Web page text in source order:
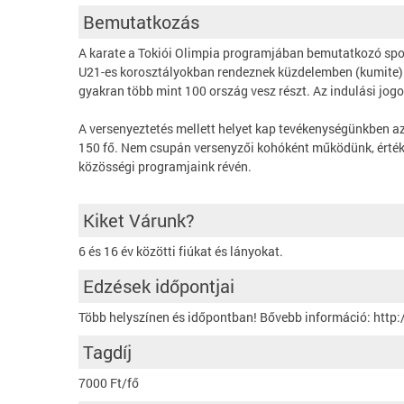
Bemutatkozás
A karate a Tokiói Olimpia programjában bemutatkozó
U21-es korosztályokban rendeznek küzdelemben
gyakran több mint 100 ország vesz részt. Az indulási
A versenyeztetés mellett helyet kap tevékenységünkben
150 fő. Nem csupán versenyzői kohóként működünk,
közösségi programjaink révén.
Kiket Várunk?
6 és 16 év közötti fiúkat és lányokat.
Edzések időpontjai
Több helyszínen és időpontban! Bővebb információ:
Tagdíj
7000 Ft/fő